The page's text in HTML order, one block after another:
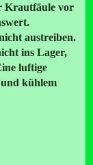
Krautfäule vor
austreiben.
ins Lager,
luftige
kühlem